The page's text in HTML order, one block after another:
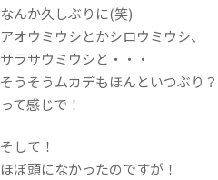
なんか久しぶりに(笑)
アオウミウシとかシロウミウシ、
サラサウミウシと・・・
そうそうムカデもほんといつぶり？
って感じで！
そして！
ほぼ頭になかったのですが！